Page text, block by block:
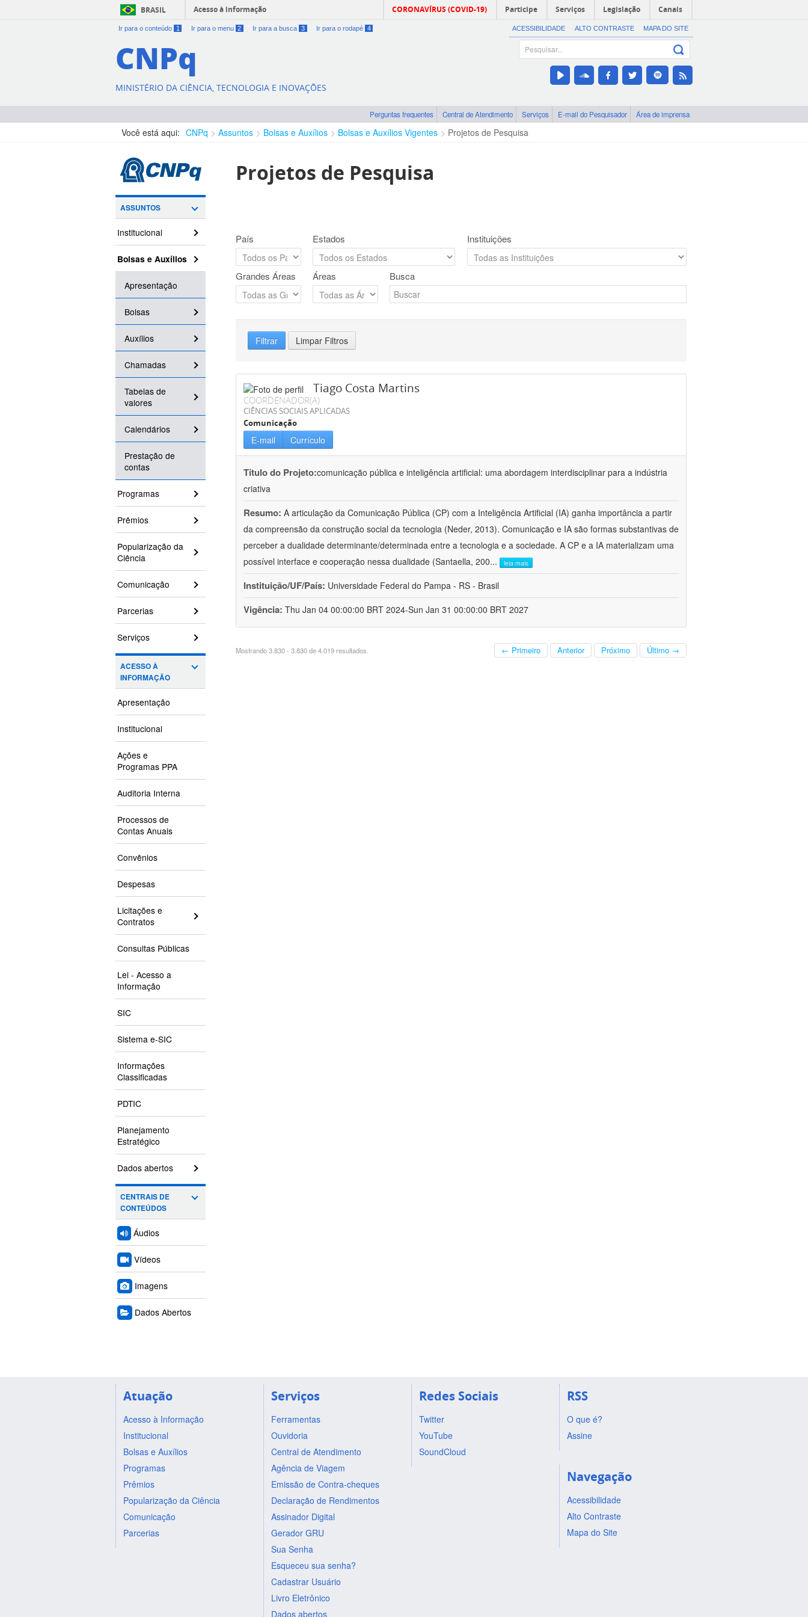
BRASIL Acesso à informação CORONAVÍRUS (COVID-19) Participe Serviços Legislação Canais
Ir para o conteúdo 1 Ir para o menu 2 Ir para a busca 3 Ir para o rodapé 4 ACESSIBILIDADE ALTO CONTRASTE MAPA DO SITE
CNPq
MINISTÉRIO DA CIÊNCIA, TECNOLOGIA E INOVAÇÕES
Perguntas frequentes Central de Atendimento Serviços E-mail do Pesquisador Área de imprensa
Você está aqui: CNPq Assuntos Bolsas e Auxílios Bolsas e Auxílios Vigentes Projetos de Pesquisa
ASSUNTOS
Institucional
Bolsas e Auxílios
Apresentação
Bolsas
Auxílios
Chamadas
Tabelas de
valores
Calendários
Prestação de
contas
Programas
Prêmios
Popularização da
Ciência
Comunicação
Parcerias
Serviços
ACESSO À
INFORMAÇÃO
Apresentação
Institucional
Ações e
Programas PPA
Auditoria Interna
Processos de
Contas Anuais
Convênios
Despesas
Licitações e
Contratos
Consultas Públicas
Lei - Acesso a
Informação
SIC
Sistema e-SIC
Informações
Classificadas
PDTIC
Planejamento
Estratégico
Dados abertos
CENTRAIS DE
CONTEÚDOS
Áudios
Vídeos
Imagens
Dados Abertos
Projetos de Pesquisa
País Estados Instituições
Grandes Áreas Áreas Busca
Filtrar Limpar Filtros
Tiago Costa Martins
COORDENADOR(A)
CIÊNCIAS SOCIAIS APLICADAS
Comunicação
E-mail Currículo
Título do Projeto:comunicação pública e inteligência artificial: uma abordagem interdisciplinar para a indústria
criativa
Resumo: A articulação da Comunicação Pública (CP) com a Inteligência Artificial (IA) ganha importância a partir
da compreensão da construção social da tecnologia (Neder, 2013). Comunicação e IA são formas substantivas de
perceber a dualidade determinante/determinada entre a tecnologia e a sociedade. A CP e a IA materializam uma
possível interface e cooperação nessa dualidade (Santaella, 200... leia mais
Instituição/UF/País: Universidade Federal do Pampa - RS - Brasil
Vigência: Thu Jan 04 00:00:00 BRT 2024-Sun Jan 31 00:00:00 BRT 2027
Mostrando 3.830 - 3.830 de 4.019 resultados. ← Primeiro Anterior Próximo Último →
Atuação
Acesso à Informação
Institucional
Bolsas e Auxílios
Programas
Prêmios
Popularização da Ciência
Comunicação
Parcerias
Serviços
Ferramentas
Ouvidoria
Central de Atendimento
Agência de Viagem
Emissão de Contra-cheques
Declaração de Rendimentos
Assinador Digital
Gerador GRU
Sua Senha
Esqueceu sua senha?
Cadastrar Usuário
Livro Eletrônico
Dados abertos
Redes Sociais
Twitter
YouTube
SoundCloud
RSS
O que é?
Assine
Navegação
Acessibilidade
Alto Contraste
Mapa do Site